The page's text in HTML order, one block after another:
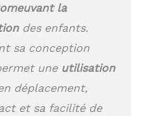
d'activités
portable
tout-petits : notre
d'activités est
à transporter et à
pour les
déplacement.
la
des enfants.
sa conception
une utilisation
déplacement,
et sa facilité de